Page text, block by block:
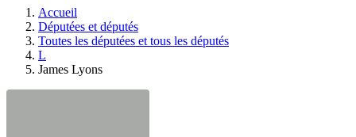
législative.
Accueil
Députées et députés
Toutes les députées et tous les députés
L
James Lyons